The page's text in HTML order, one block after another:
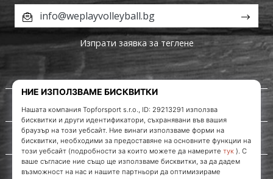
За нас
Обслужване на клиенти
info@weplayvolleyball.bg
Изпрати заявка за теглене